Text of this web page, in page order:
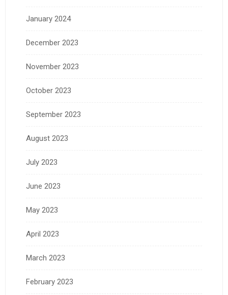
January 2024
December 2023
November 2023
October 2023
September 2023
August 2023
July 2023
June 2023
May 2023
April 2023
March 2023
February 2023